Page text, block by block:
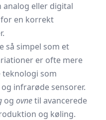
analog eller digital
en korrekt
så simpel som et
er ofte mere
teknologi som
infrarøde sensorer.
og ovnetil avancerede
og køling.